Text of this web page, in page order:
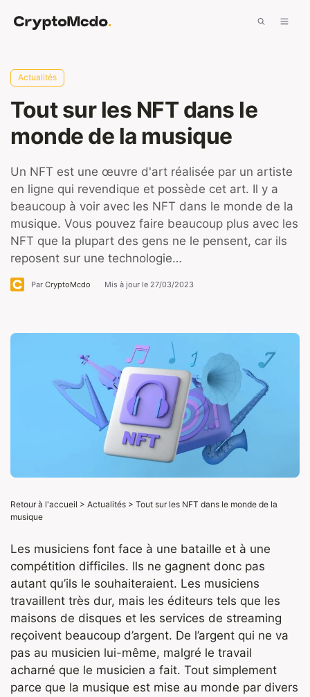
Actualités
Tout sur les NFT dans le
monde de la musique
Un NFT est une œuvre d'art réalisée par un artiste
en ligne qui revendique et possède cet art. Il y a
beaucoup à voir avec les NFT dans le monde de la
musique. Vous pouvez faire beaucoup plus avec les
NFT que la plupart des gens ne le pensent, car ils
reposent sur une technologie…
Par CryptoMcdo Mis à jour le 27/03/2023
Retour à l'accueil > Actualités > Tout sur les NFT dans le monde de la
musique
Les musiciens font face à une bataille et à une
compétition difficiles. Ils ne gagnent donc pas
autant qu’ils le souhaiteraient. Les musiciens
travaillent très dur, mais les éditeurs tels que les
maisons de disques et les services de streaming
reçoivent beaucoup d’argent. De l’argent qui ne va
pas au musicien lui-même, malgré le travail
acharné que le musicien a fait. Tout simplement
parce que la musique est mise au monde par divers